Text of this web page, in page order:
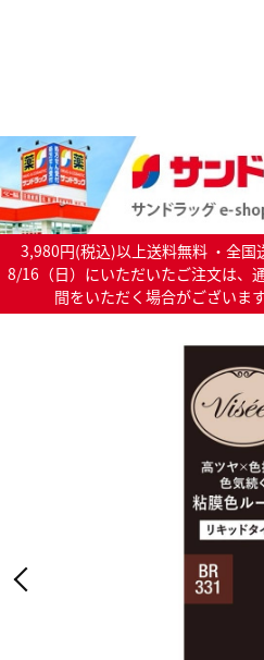
3,980円(税込)以上送料無料 ・全
8/16（日）にいただいたご注文は、
間をいただく場合がございま